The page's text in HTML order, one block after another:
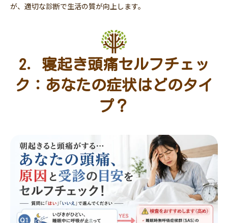
が、適切な診断で生活の質が向上します。
2. 寝起き頭痛セルフチェッ
ク：あなたの症状はどのタイ
プ？